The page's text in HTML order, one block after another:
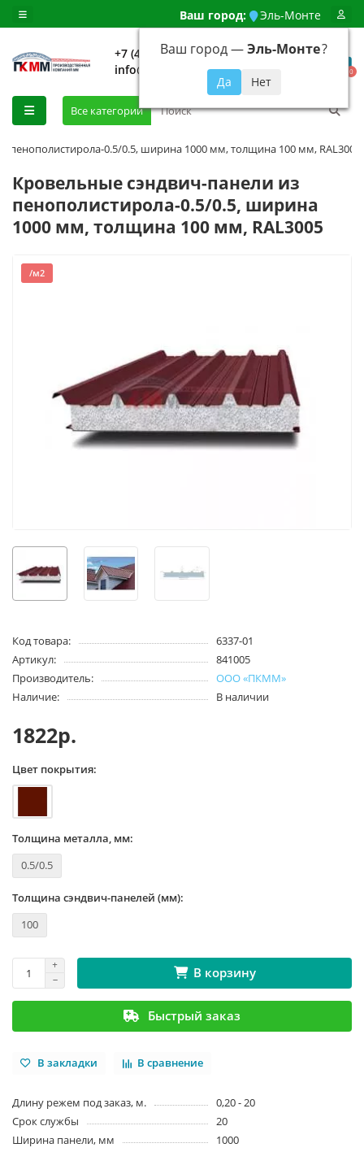
Ваш город: Эль-Монте
Ваш город —Эль-Монте?
+7 (499) 648-92-94
info@evroshtaketnikmoskva.ru
0
Все категории
пенополистирола-0.5/0.5, ширина 1000 мм, толщина 100 мм, RAL3005
Кровельные сэндвич-панели из
пенополистирола-0.5/0.5, ширина
1000 мм, толщина 100 мм, RAL3005
/м2
Код товара:
6337-01
Артикул:
841005
Производитель:
ООО «ПКММ»
Наличие:
В наличии
1822р.
Цвет покрытия:
Толщина металла, мм:
0.5/0.5
Толщина сэндвич-панелей (мм):
100
В корзину
Быстрый заказ
В закладки В сравнение
Длину режем под заказ, м.
0,20 - 20
Срок службы
20
Ширина панели, мм
1000